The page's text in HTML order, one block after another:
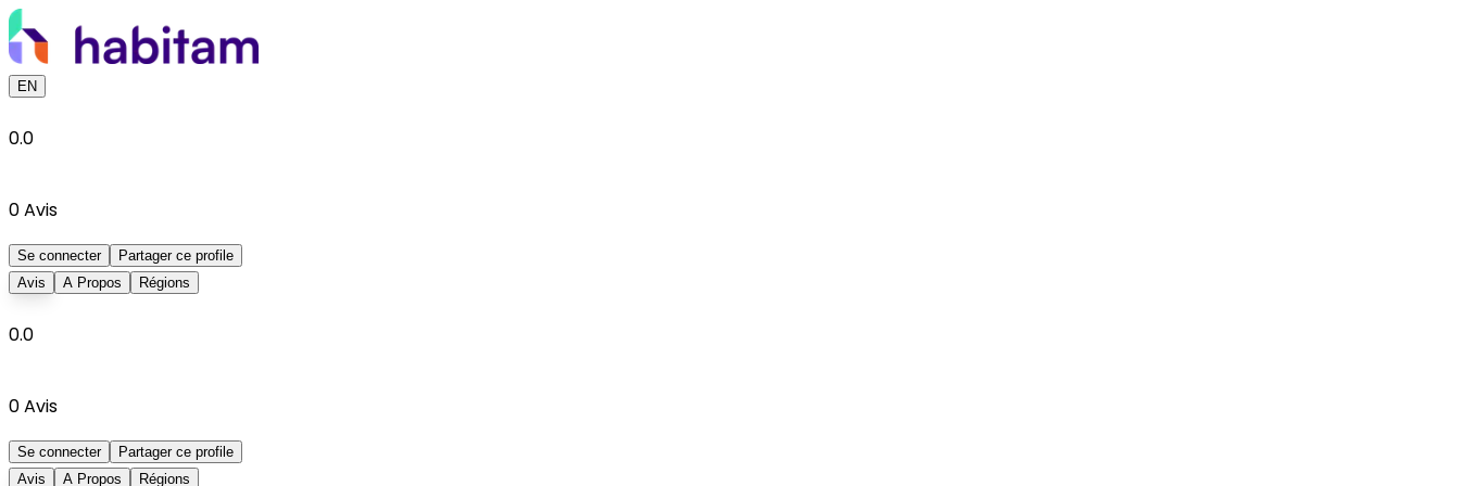
EN
0.0
0Avis
Se connecter
Partager ce profile
Avis
A Propos Régions
0.0
0Avis
Se connecter
Partager ce profile
Avis
A Propos Régions